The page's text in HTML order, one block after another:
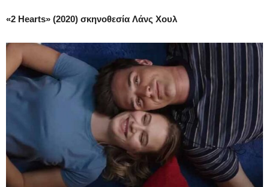
«2 Hearts» (2020) σκηνοθεσία Λάνς Χουλ